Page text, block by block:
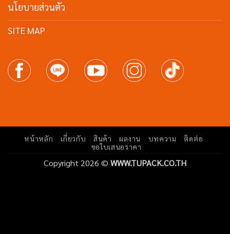
นโยบายส่วนตัว
SITE MAP
หน้าหลัก เกี่ยวกับ สินค้า ผลงาน บทความ
ติดต่อ
ขอใบเสนอราคา
Copyright 2026 © WWW.TUPACK.CO.TH